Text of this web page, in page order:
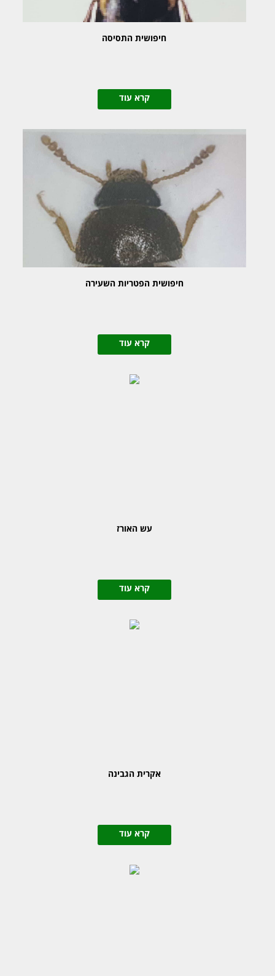
חיפושית התסיסה
קרא עוד
חיפושית הפטריות השעירה
קרא עוד
עש האורז
קרא עוד
אקרית הגבינה
קרא עוד